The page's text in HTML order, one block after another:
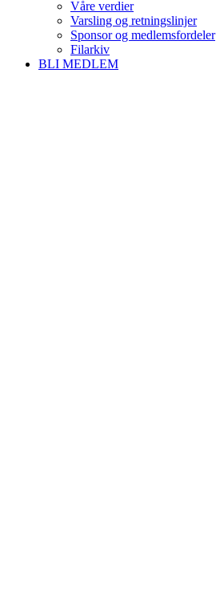
Våre verdier
Varsling og retningslinjer
Sponsor og medlemsfordeler
Filarkiv
BLI MEDLEM